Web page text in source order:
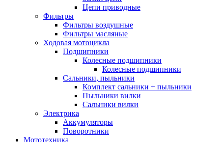
Цепи приводные
Фильтры
Фильтры воздушные
Фильтры масляные
Ходовая мотоцикла
Подшипники
Колесные подшипники
Колесные подшипники
Сальники, пыльники
Комплект сальники + пыльники
Пыльники вилки
Сальники вилки
Электрика
Аккумуляторы
Поворотники
Мототехника